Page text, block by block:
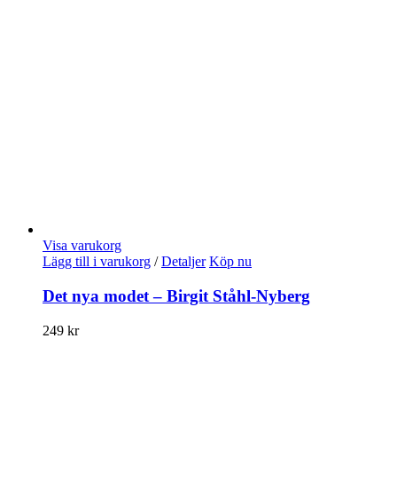
Visa varukorg
Lägg till i varukorg / Detaljer Köp nu
Det nya modet – Birgit Ståhl-Nyberg
249 kr